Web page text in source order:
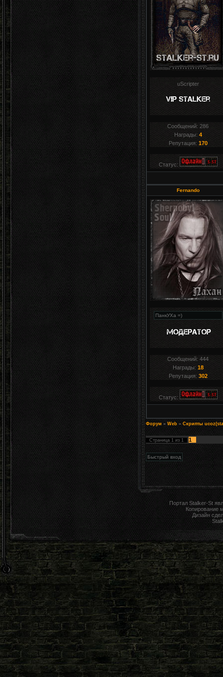
uScripter
Сообщений:286
Награды: 4
Репутация: 170
Статус:
Fernando
Сообщений:444
Награды: 18
Репутация: 302
Статус:
Форум » Web » Скрипты
Страница 1 из 1 1
Портал Stalker-St
Копирование
Дизайн